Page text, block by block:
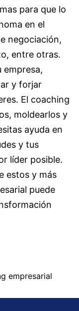
para que lo
en el
negociación,
entre otras.
empresa,
y forjar
El coaching
moldearlos y
ayuda en
y tus
líder posible.
estos y más
puede
empresarial